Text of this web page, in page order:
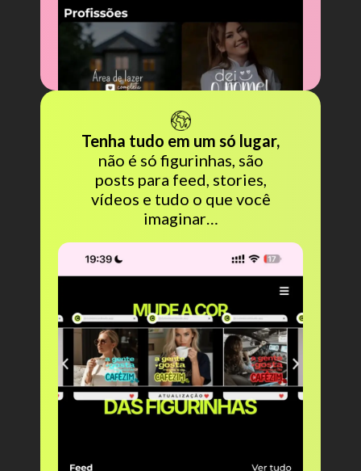
Tenha tudo em um só lugar,
não é só figurinhas, são
posts para feed, stories,
vídeos e tudo o que você
imaginar…